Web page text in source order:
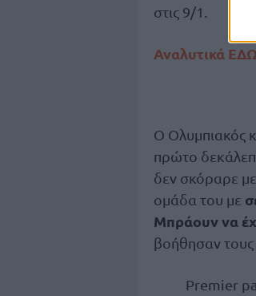
στις 9/1.
Αναλυτικά
Ο Ολυμπιακός
πρώτο
δεν σκόραρε
ομάδα του με
Μπράουν να
βοήθησαν τους
Premier